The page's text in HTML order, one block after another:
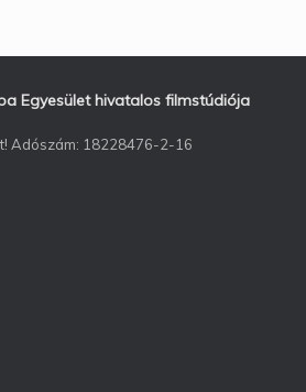
Egyesület hivatalos filmstúdiója
Adószám: 18228476-2-16